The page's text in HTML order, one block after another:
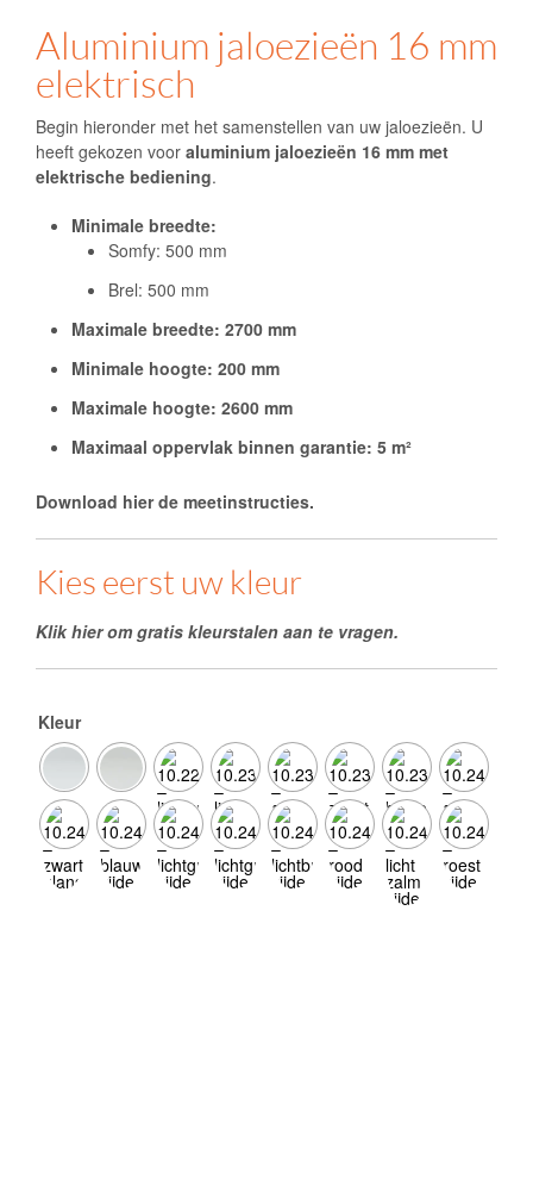
Aluminium jaloezieën 16 mm
elektrisch
Begin hieronder met het samenstellen van uw jaloezieën. U
heeft gekozen voor aluminium jaloezieën 16 mm met
elektrische bediening.
Minimale breedte:
Somfy: 500 mm
Brel: 500 mm
Maximale breedte: 2700 mm
Minimale hoogte: 200 mm
Maximale hoogte: 2600 mm
Maximaal oppervlak binnen garantie: 5 m²
Download hier de meetinstructies.
Kies eerst uw kleur
Klik hier om gratis kleurstalen aan te vragen.
Kleur